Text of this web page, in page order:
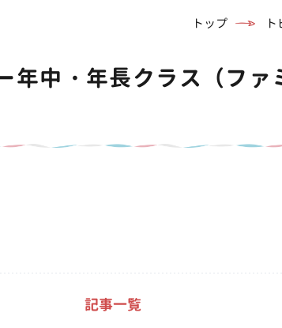
トップ
年中・年長クラス（ファ
記事一覧